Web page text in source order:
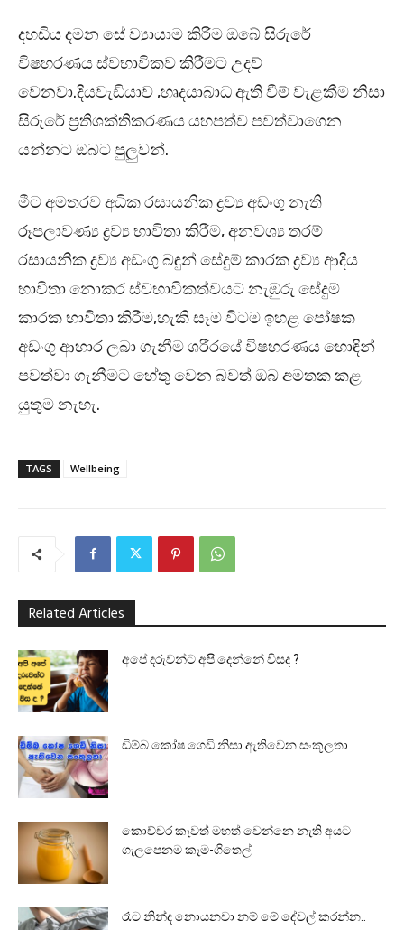
දහඩිය දමන සේ ව්‍යායාම කිරීම ඔබේ සිරුරේ
විෂහරණය ස්වභාවිකව කිරීමට උදව්
වෙනවා.දියවැඩියාව ,හෘදයාබාධ ඇති වීම් වැළකීම නිසා
සිරුරේ ප්‍රතිශක්තිකරණය යහපත්ව පවත්වාගෙන
යන්නට ඔබට පුලුවන්.
මීට අමතරව අධික රසායනික ද්‍රව්‍ය අඩංගු නැති
රූපලාවණ්‍ය ද්‍රව්‍ය භාවිතා කිරීම, අනවශ්‍ය තරම්
රසායනික ද්‍රව්‍ය අඩංගු බඳුන් සේදුම් කාරක ද්‍රව්‍ය ආදිය
භාවිතා නොකර ස්වභාවිකත්වයට නැඹුරු සේදුම්
කාරක භාවිතා කිරීම,හැකි සෑම විටම ඉහළ පෝෂක
අඩංගු ආහාර ලබා ගැනීම ශරීරයේ විෂහරණය හොඳින්
පවත්වා ගැනීමට හේතු වෙන බවත් ඔබ අමතක කළ
යුතුම නැහැ.
TAGS Wellbeing
Related Articles
අපේ දරුවන්ට අපි දෙන්නේ විසද ?
ඩිම්බ කෝෂ ගෙඩි නිසා ඇතිවෙන සංකූලතා
කොච්චර කෑවත් මහත් වෙන්නෙ නැති අයට
ගැලපෙනම කෑම-ගිතෙල්
රෑට නින්ද නොයනවා නම් මේ දේවල් කරන්න..